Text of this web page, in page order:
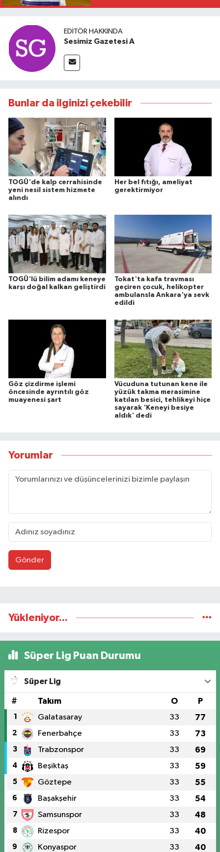
EDITÖR HAKKINDA
Sesimiz Gazetesi A
Bunlar da ilginizi çekebilir
TOGÜ'de kalp cerrahisinde
yeni nesil sistem hizmete
alındı
Her bel fıtığı, ameliyat
gerektirmiyor
TOGÜ'lü bilim adamı keneye
karşı doğal kalkan geliştirdi
Tokat'ta kafa travması
geçiren çocuk, helikopter
ambulansla Ankara'ya sevk
edildi
Göz çizdirme işlemi
öncesinde ayrıntılı göz
muayenesi şart
Vücuduna tutunan kene ile
yüzük takma merasimine
katılan besici, tehlikeyi hiçe
sayarak 'Keneyi besiye
aldık' dedi
Yorumlar
Gönder
Yükleniyor...
Süper Lig Puan Durumu
Süper Lig
# Takım O P
1 Galatasaray 33 77
2 Fenerbahçe 33 73
3 Trabzonspor 33 69
4 Beşiktaş 33 59
5 Göztepe 33 55
6 Başakşehir 33 54
7 Samsunspor 33 48
8 Rizespor 33 40
9 Konyaspor 33 40